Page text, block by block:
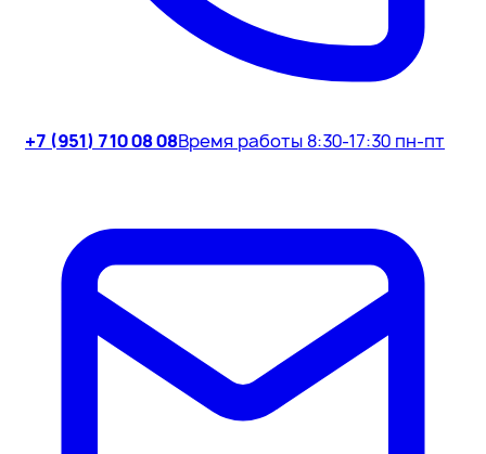
+7 (951) 710 08 08Время работы 8:30-17:30 пн-пт